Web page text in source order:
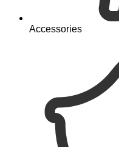
Accessories